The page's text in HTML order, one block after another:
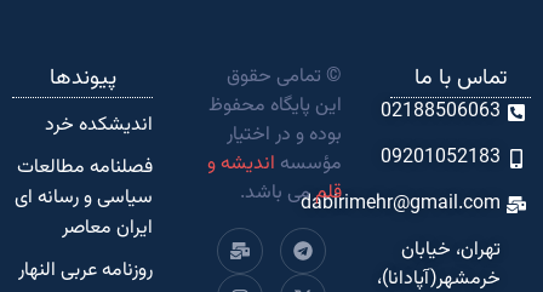
تماس با ما
02188506063
09201052183
dabirimehr@gmail.com
تهران، خیابان
خرمشهر(آپادانا)،
© تمامی حقوق
این پایگاه محفوظ
بوده و در اختیار
مؤسسه اندیشه و
قلممی باشد.
پیوندها
اندیشکده‌ خرد
فصلنامه مطالعات
سیاسی و رسانه ای
ایران معاصر
روزنامه عربی النهار